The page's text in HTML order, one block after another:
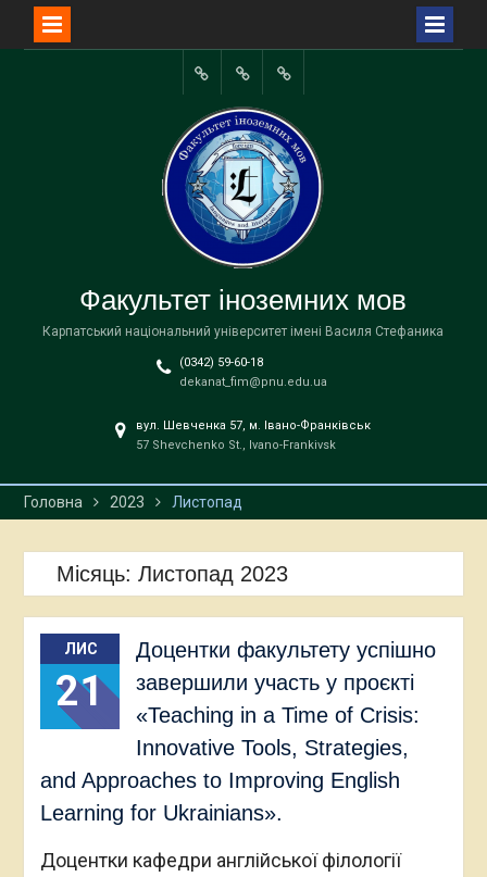
Портал
університету
Факультет іноземних мов
Карпатський національний університет імені Василя Стефаника
(0342) 59-60-18
dekanat_fim@pnu.edu.ua
вул. Шевченка 57, м. Івано-Франківськ
57 Shevchenko St., Ivano-Frankivsk
Головна 2023 Листопад
Місяць: Листопад 2023
ЛИС
21
Доцентки факультету успішно
завершили участь у проєкті
«Teaching in a Time of Crisis:
Innovative Tools, Strategies,
and Approaches to Improving English
Learning for Ukrainians».
Доцентки кафедри англійської філології